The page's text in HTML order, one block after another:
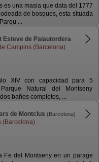
es una masia que data del 1777
de bosques, esta situada
...
Esteve de Palautordera
Campins (Barcelona)
XIV con capacidad para 5
Natural del Montseny
baños completos, ...
de Montclus (Barcelona)
(Barcelona)
Fe del Montseny en un parage